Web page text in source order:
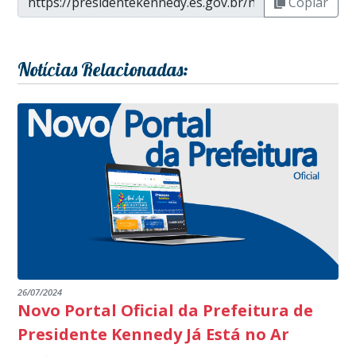
Notícias Relacionadas:
26/07/2024
Novo Portal Oficial da Prefeitura de
Presidente Kennedy Já Está no Ar